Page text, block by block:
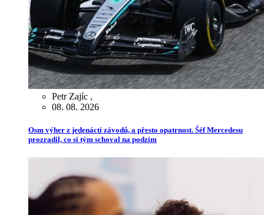
Petr Zajíc ,
08. 08. 2026
Osm výher z jedenácti závodů, a přesto opatrnost. Šéf Mercedesu
prozradil, co si tým schoval na podzim